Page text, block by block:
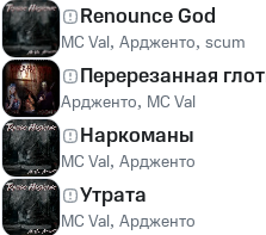
Renounce God
MC Val, Ардженто, scum
Перерезанная
Ардженто, MC Val
Наркоманы
MC Val, Ардженто
Утрата
MC Val, Ардженто